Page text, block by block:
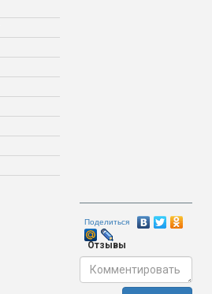
Поделиться
Отзывы